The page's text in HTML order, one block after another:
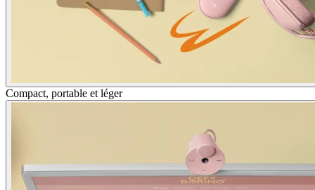
Compact, portable et léger